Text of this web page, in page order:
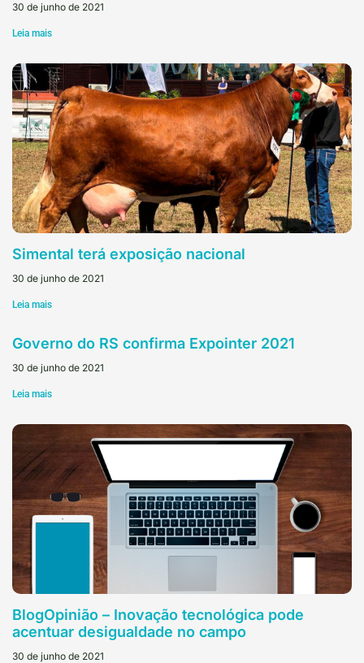
30 de junho de 2021
Leia mais
Simental terá exposição nacional
30 de junho de 2021
Leia mais
Governo do RS confirma Expointer 2021
30 de junho de 2021
Leia mais
BlogOpinião – Inovação tecnológica pode
acentuar desigualdade no campo
30 de junho de 2021